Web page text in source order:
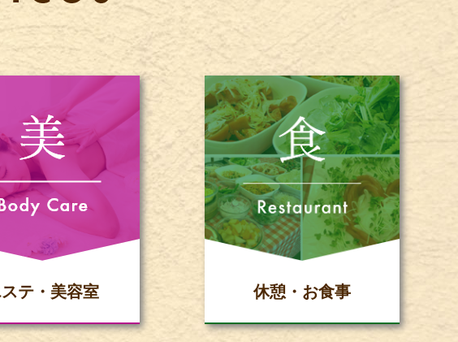
テ・美容室 休憩・お食事